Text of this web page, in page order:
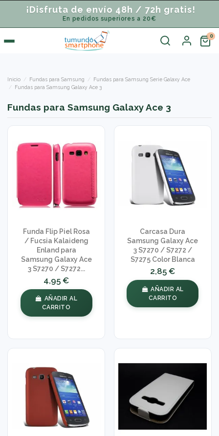
¡Disfruta de envío 48h / 72h gratis!
En pedidos superiores a 20€
Inicio Fundas para Samsung
Fundas para Samsung Serie Galaxy Ace
Fundas para Samsung Galaxy Ace 3
Fundas para Samsung Galaxy Ace 3
Funda Flip Piel Rosa
/ Fucsia Kalaideng
Enland para
Samsung Galaxy Ace
3 S7270 / S7272...
4,95 €
AÑADIR AL
CARRITO
Carcasa Dura
Samsung Galaxy Ace
3 S7270 / S7272 /
S7275 Color Blanca
2,85 €
AÑADIR AL
CARRITO